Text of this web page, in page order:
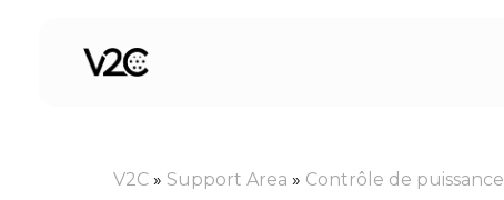
V2C » Support Area » Contrôle de puissance